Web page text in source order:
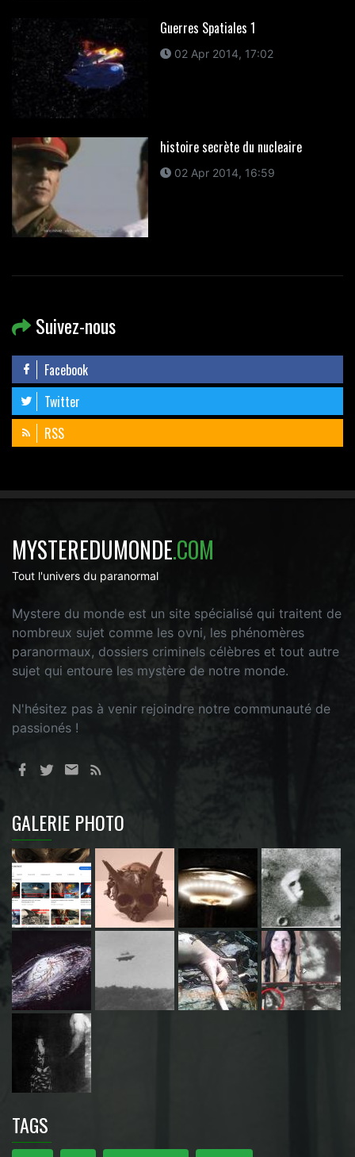
Guerres Spatiales 1
02 Apr 2014, 17:02
histoire secrète du nucleaire
02 Apr 2014, 16:59
Suivez-nous
Facebook
Twitter
RSS
MYSTEREDUMONDE.COM
Tout l'univers du paranormal
Mystere du monde est un site spécialisé qui traitent de
nombreux sujet comme les ovni, les phénomères
paranormaux, dossiers criminels célèbres et tout autre
sujet qui entoure les mystère de notre monde.
N'hésitez pas à venir rejoindre notre communauté de
passionés !
GALERIE PHOTO
TAGS